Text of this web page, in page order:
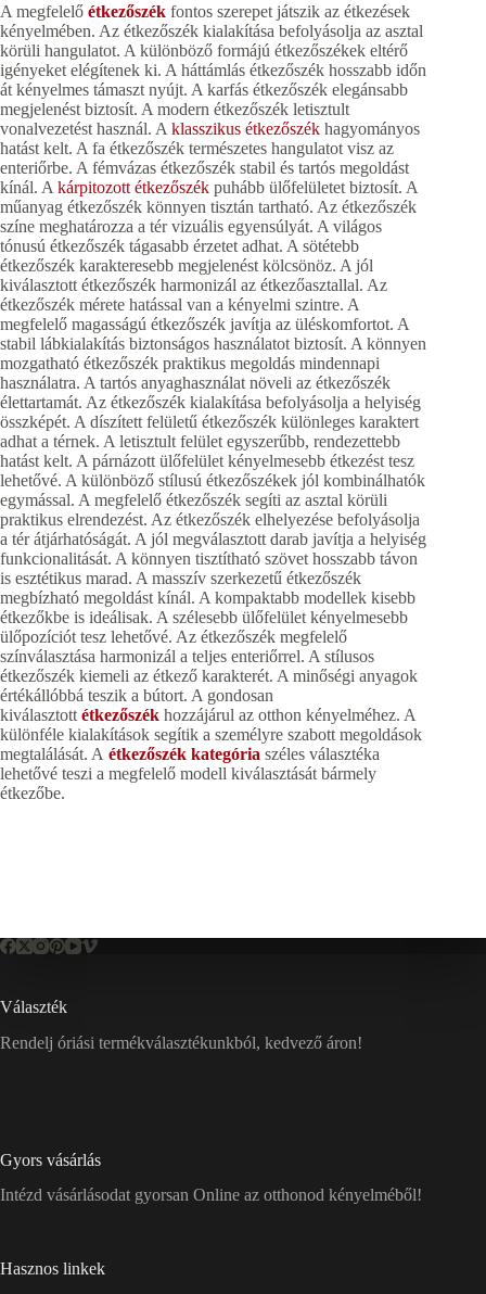
A megfelelő étkezőszék fontos szerepet játszik az étkezések
kényelmében. Az étkezőszék kialakítása befolyásolja az asztal
körüli hangulatot. A különböző formájú étkezőszékek eltérő
igényeket elégítenek ki. A háttámlás étkezőszék hosszabb időn
át kényelmes támaszt nyújt. A karfás étkezőszék elegánsabb
megjelenést biztosít. A modern étkezőszék letisztult
vonalvezetést használ. A klasszikus étkezőszék hagyományos
hatást kelt. A fa étkezőszék természetes hangulatot visz az
enteriőrbe. A fémvázas étkezőszék stabil és tartós megoldást
kínál. A kárpitozott étkezőszék puhább ülőfelületet biztosít. A
műanyag étkezőszék könnyen tisztán tartható. Az étkezőszék
színe meghatározza a tér vizuális egyensúlyát. A világos
tónusú étkezőszék tágasabb érzetet adhat. A sötétebb
étkezőszék karakteresebb megjelenést kölcsönöz. A jól
kiválasztott étkezőszék harmonizál az étkezőasztallal. Az
étkezőszék mérete hatással van a kényelmi szintre. A
megfelelő magasságú étkezőszék javítja az üléskomfortot. A
stabil lábkialakítás biztonságos használatot biztosít. A könnyen
mozgatható étkezőszék praktikus megoldás mindennapi
használatra. A tartós anyaghasználat növeli az étkezőszék
élettartamát. Az étkezőszék kialakítása befolyásolja a helyiség
összképét. A díszített felületű étkezőszék különleges karaktert
adhat a térnek. A letisztult felület egyszerűbb, rendezettebb
hatást kelt. A párnázott ülőfelület kényelmesebb étkezést tesz
lehetővé. A különböző stílusú étkezőszékek jól kombinálhatók
egymással. A megfelelő étkezőszék segíti az asztal körüli
praktikus elrendezést. Az étkezőszék elhelyezése befolyásolja
a tér átjárhatóságát. A jól megválasztott darab javítja a helyiség
funkcionalitását. A könnyen tisztítható szövet hosszabb távon
is esztétikus marad. A masszív szerkezetű étkezőszék
megbízható megoldást kínál. A kompaktabb modellek kisebb
étkezőkbe is ideálisak. A szélesebb ülőfelület kényelmesebb
ülőpozíciót tesz lehetővé. Az étkezőszék megfelelő
színválasztása harmonizál a teljes enteriőrrel. A stílusos
étkezőszék kiemeli az étkező karakterét. A minőségi anyagok
értékállóbbá teszik a bútort. A gondosan
kiválasztott étkezőszék hozzájárul az otthon kényelméhez. A
különféle kialakítások segítik a személyre szabott megoldások
megtalálását. A étkezőszék kategória széles választéka
lehetővé teszi a megfelelő modell kiválasztását bármely
étkezőbe.
Választék
Rendelj óriási termékválasztékunkból, kedvező áron!
Gyors vásárlás
Intézd vásárlásodat gyorsan Online az otthonod kényelméből!
Hasznos linkek